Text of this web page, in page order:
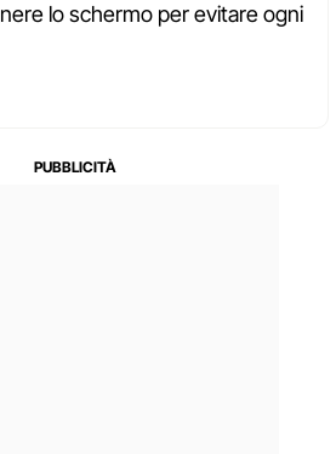
lo schermo per evitare ogni